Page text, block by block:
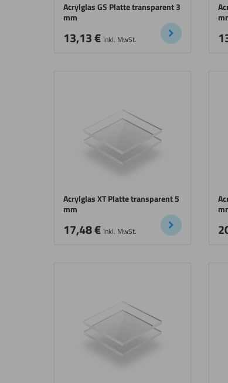
Acrylglas GS Platte transparent 3
mm
13,13€ Inkl. MwSt.
Acrylglas XT Platte transparent 5
mm
17,48€ Inkl. MwSt.